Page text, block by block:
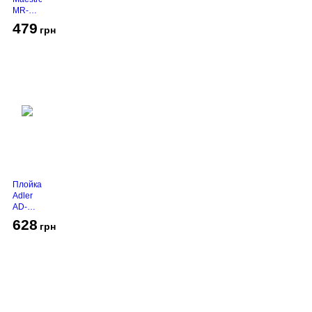
MR-
Grey
479 грн
Плойка
Adler
AD-
628 грн